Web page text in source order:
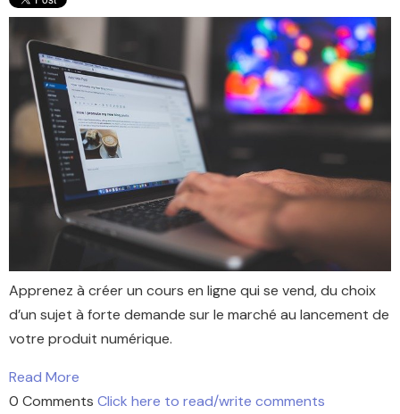
Apprenez à créer un cours en ligne qui se vend, du choix
d’un sujet à forte demande sur le marché au lancement de
votre produit numérique.
Read More
0 Comments Click here to read/write comments